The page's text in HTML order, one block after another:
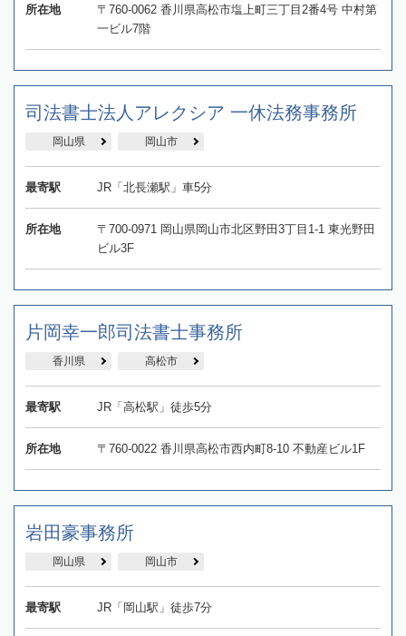
所在地
〒760-0062 香川県高松市塩上町三丁目2番4号 中村第
一ビル7階
司法書士法人アレクシア 一休法務事務所
岡山県 岡山市
最寄駅 JR「北長瀬駅」車5分
所在地
〒700-0971 岡山県岡山市北区野田3丁目1-1 東光野田
ビル3F
片岡幸一郎司法書士事務所
香川県 高松市
最寄駅 JR「高松駅」徒歩5分
所在地 〒760-0022 香川県高松市西内町8-10 不動産ビル1F
岩田豪事務所
岡山県 岡山市
最寄駅 JR「岡山駅」徒歩7分